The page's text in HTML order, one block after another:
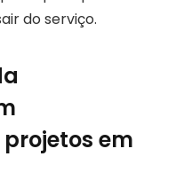
do serviço.
em